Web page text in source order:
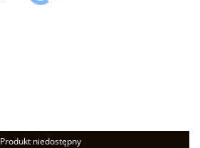
Produkt niedostępny